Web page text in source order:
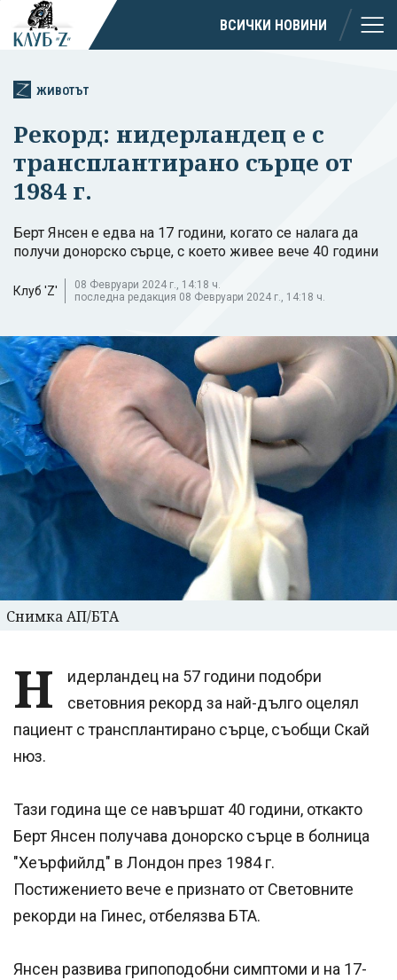
ВСИЧКИ НОВИНИ
ЖИВОТЪТ
Рекорд: нидерландец е с
трансплантирано сърце от
1984 г.
Берт Янсен е едва на 17 години, когато се налага да
получи донорско сърце, с което живее вече 40 години
Клуб 'Z'
08 Февруари 2024 г., 14:18 ч.
последна редакция 08 Февруари 2024 г., 14:18 ч.
Снимка АП/БТА
Н
идерландец на 57 години подобри
световния рекорд за най-дълго оцелял
пациент с трансплантирано сърце, съобщи Скай
нюз.
Тази година ще се навършат 40 години, откакто
Берт Янсен получава донорско сърце в болница
"Хеърфийлд" в Лондон през 1984 г.
Постижението вече е признато от Световните
рекорди на Гинес, отбелязва БТА.
Янсен развива грипоподобни симптоми и на 17-